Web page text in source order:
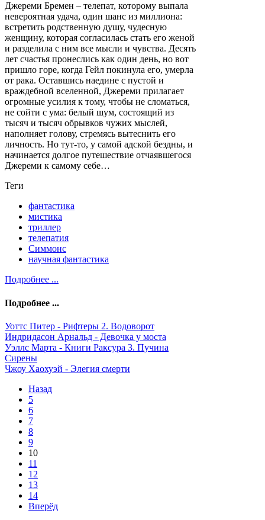
Джереми Бремен – телепат, которому выпала
невероятная удача, один шанс из миллиона:
встретить родственную душу, чудесную
женщину, которая согласилась стать его женой
и разделила с ним все мысли и чувства. Десять
лет счастья пронеслись как один день, но вот
пришло горе, когда Гейл покинула его, умерла
от рака. Оставшись наедине с пустой и
враждебной вселенной, Джереми прилагает
огромные усилия к тому, чтобы не сломаться,
не сойти с ума: белый шум, состоящий из
тысяч и тысяч обрывков чужих мыслей,
наполняет голову, стремясь вытеснить его
личность. Но тут-то, у самой адской бездны, и
начинается долгое путешествие отчаявшегося
Джереми к самому себе…
Теги
фантастика
мистика
триллер
телепатия
Симмонс
научная фантастика
Подробнее ...
Подробнее ...
Уоттс Питер - Рифтеры 2. Водоворот
Индридасон Арнальд - Девочка у моста
Уэллс Марта - Книги Раксура 3. Пучина
Сирены
Чжоу Хаохуэй - Элегия смерти
Назад
5
6
7
8
9
10
11
12
13
14
Вперёд